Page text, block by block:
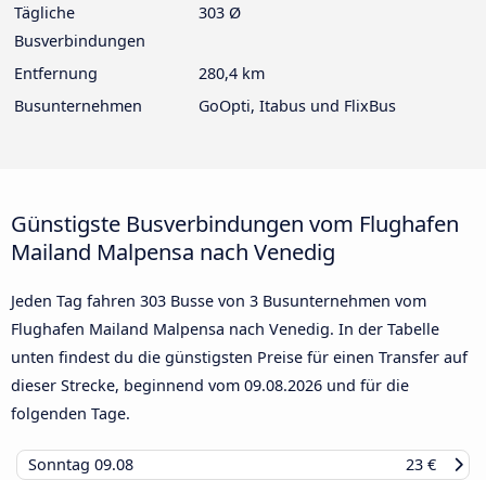
Tägliche
Busverbindungen
303 Ø
Entfernung
280,4 km
Busunternehmen
GoOpti, Itabus und FlixBus
Günstigste Busverbindungen vom Flughafen
Mailand Malpensa nach Venedig
Jeden Tag fahren 303 Busse von 3 Busunternehmen vom
Flughafen Mailand Malpensa nach Venedig. In der Tabelle
unten findest du die günstigsten Preise für einen Transfer auf
dieser Strecke, beginnend vom 09.08.2026 und für die
folgenden Tage.
Sonntag 09.08
23 €